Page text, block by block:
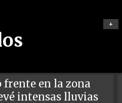
+
en la zona
intensas lluvias